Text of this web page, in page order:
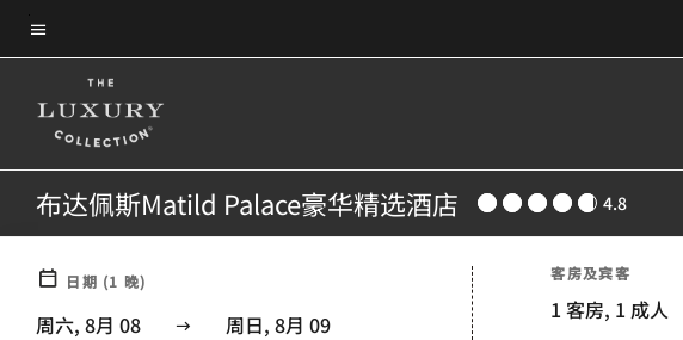
Skip
to
content
菜单文本
布达佩斯Matild Palace豪华精选酒店 4.8
日期 (1 晚)
周六, 8月 08 周日, 8月 09
客房及宾客
1 客房, 1 成人